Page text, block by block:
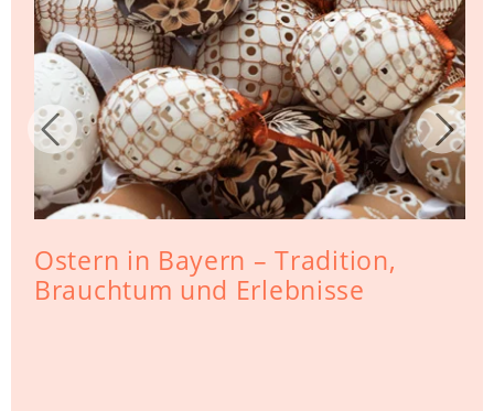
Ostern in Bayern – Tradition,
Brauchtum und Erlebnisse